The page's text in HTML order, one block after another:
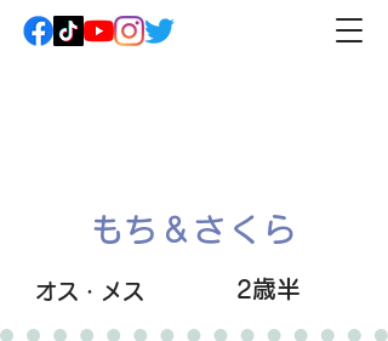
もち＆さくら
オス・メス 2歳半